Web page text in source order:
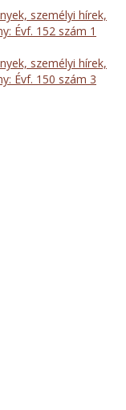
személyi hírek,
Évf. 152 szám 1
személyi hírek,
Évf. 150 szám 3